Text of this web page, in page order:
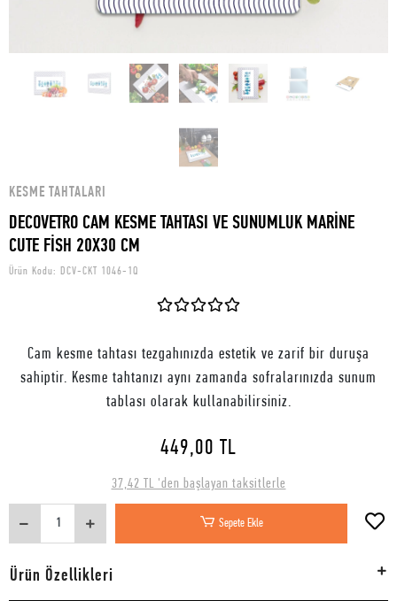
KESME TAHTALARI
DECOVETRO CAM KESME TAHTASI VE SUNUMLUK MARİNE
CUTE FİSH 20X30 CM
Ürün Kodu: DCV-CKT 1046-1Q
Cam kesme tahtası tezgahınızda estetik ve zarif bir duruşa
sahiptir. Kesme tahtanızı aynı zamanda sofralarınızda sunum
tablası olarak kullanabilirsiniz.
449,00 TL
37,42 TL 'den başlayan taksitlerle
Sepete Ekle
Ürün Özellikleri